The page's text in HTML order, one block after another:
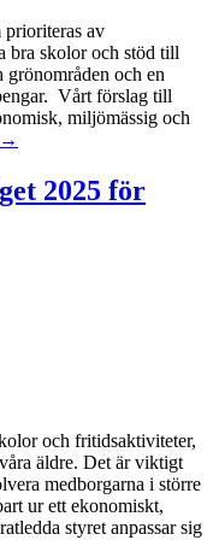
prioriteras av
bra skolor och stöd till
och en
Vårt förslag till
miljömässig och
→
2025 för
och fritidsaktiviteter,
äldre. Det är viktigt
medborgarna i större
ur ett ekonomiskt,
styret anpassar sig